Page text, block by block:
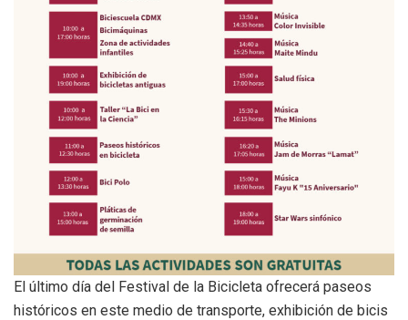
El último día del Festival de la Bicicleta ofrecerá paseos
históricos en este medio de transporte, exhibición de bicis